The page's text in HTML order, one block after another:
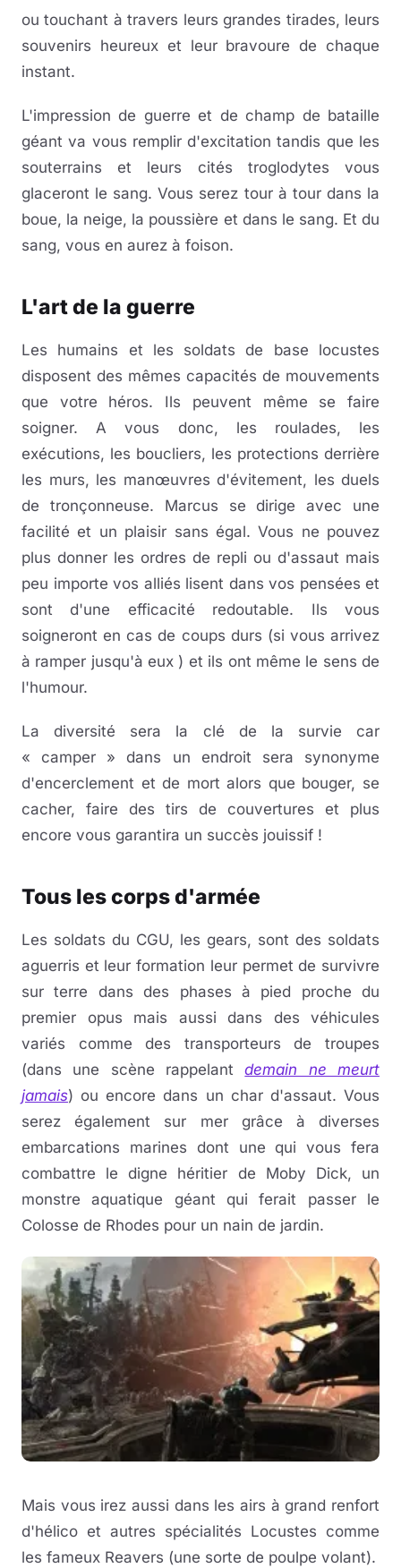
ou touchant à travers leurs grandes tirades, leurs
souvenirs heureux et leur bravoure de chaque
instant.
L'impression de guerre et de champ de bataille
géant va vous remplir d'excitation tandis que les
souterrains et leurs cités troglodytes vous
glaceront le sang. Vous serez tour à tour dans la
boue, la neige, la poussière et dans le sang. Et du
sang, vous en aurez à foison.
L'art de la guerre
Les humains et les soldats de base locustes
disposent des mêmes capacités de mouvements
que votre héros. Ils peuvent même se faire
soigner. A vous donc, les roulades, les
exécutions, les boucliers, les protections derrière
les murs, les manœuvres d'évitement, les duels
de tronçonneuse. Marcus se dirige avec une
facilité et un plaisir sans égal. Vous ne pouvez
plus donner les ordres de repli ou d'assaut mais
peu importe vos alliés lisent dans vos pensées et
sont d'une efficacité redoutable. Ils vous
soigneront en cas de coups durs (si vous arrivez
à ramper jusqu'à eux ) et ils ont même le sens de
l'humour.
La diversité sera la clé de la survie car
« camper » dans un endroit sera synonyme
d'encerclement et de mort alors que bouger, se
cacher, faire des tirs de couvertures et plus
encore vous garantira un succès jouissif !
Tous les corps d'armée
Les soldats du CGU, les gears, sont des soldats
aguerris et leur formation leur permet de survivre
sur terre dans des phases à pied proche du
premier opus mais aussi dans des véhicules
variés comme des transporteurs de troupes
(dans une scène rappelantdemain ne meurt
jamais) ou encore dans un char d'assaut. Vous
serez également sur mer grâce à diverses
embarcations marines dont une qui vous fera
combattre le digne héritier de Moby Dick, un
monstre aquatique géant qui ferait passer le
Colosse de Rhodes pour un nain de jardin.
Mais vous irez aussi dans les airs à grand renfort
d'hélico et autres spécialités Locustes comme
les fameux Reavers (une sorte de poulpe volant).